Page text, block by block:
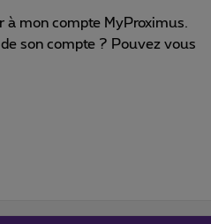
à mon compte MyProximus.
son compte ? Pouvez vous